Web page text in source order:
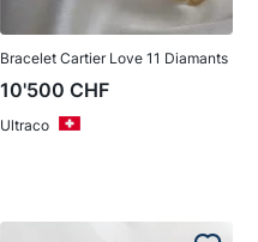
Bracelet Cartier Love 11 Diamants
10'500 CHF
Ultraco